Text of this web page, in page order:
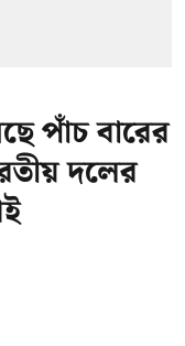
পাঁচ বারের
দলের